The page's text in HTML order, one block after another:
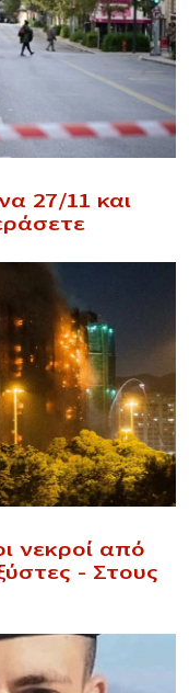
27/11 και
νεκροί από
– Στους